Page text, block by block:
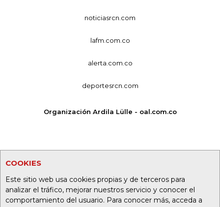
COOKIES
Este sitio web usa cookies propias y de terceros para
analizar el tráfico, mejorar nuestros servicio y conocer el
comportamiento del usuario. Para conocer más, acceda a
noticiasrcn.com
lafm.com.co
alerta.com.co
deportesrcn.com
Organización Ardila Lülle - oal.com.co